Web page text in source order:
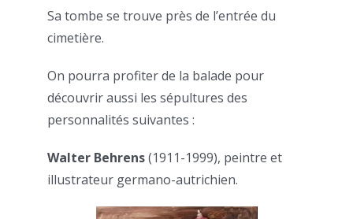
Sa tombe se trouve près de l’entrée du
cimetière.
On pourra profiter de la balade pour
découvrir aussi les sépultures des
personnalités suivantes :
Walter Behrens(1911-1999), peintre et
illustrateur germano-autrichien.